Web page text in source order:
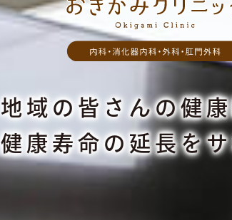
地域の皆さんの健
健康寿命の延長を